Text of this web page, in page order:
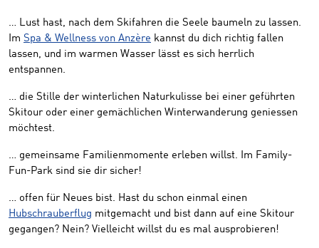
… Lust hast, nach dem Skifahren die Seele baumeln zu lassen.
Im Spa & Wellness von Anzère kannst du dich richtig fallen
lassen, und im warmen Wasser lässt es sich herrlich
entspannen.
… die Stille der winterlichen Naturkulisse bei einer geführten
Skitour oder einer gemächlichen Winterwanderung geniessen
möchtest.
… gemeinsame Familienmomente erleben willst. Im Family-
Fun-Park sind sie dir sicher!
… offen für Neues bist. Hast du schon einmal einen
Hubschrauberflug mitgemacht und bist dann auf eine Skitour
gegangen? Nein? Vielleicht willst du es mal ausprobieren!